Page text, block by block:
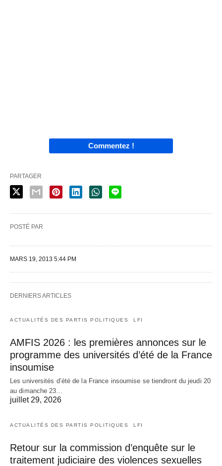
Commentez !
PARTAGER
POSTÉ PAR
MARS 19, 2013 5:44 PM
DERNIERS ARTICLES
ACTUALITÉS DES PARTIS POLITIQUES LFI
AMFIS 2026 : les premières annonces sur le
programme des universités d’été de la France
insoumise
Les universités d’été de la France insoumise se tiendront du jeudi 20
au dimanche 23…
juillet 29, 2026
ACTUALITÉS DES PARTIS POLITIQUES LFI
Retour sur la commission d’enquête sur le
traitement judiciaire des violences sexuelles